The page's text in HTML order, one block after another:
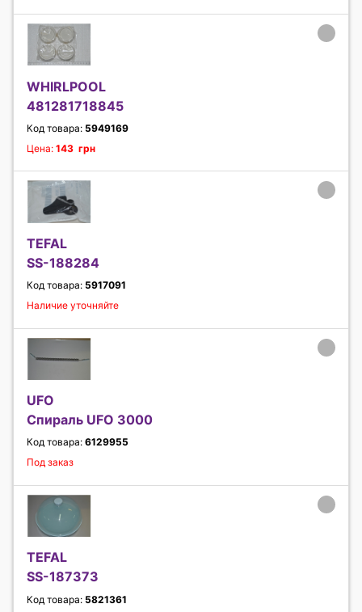
WHIRLPOOL
481281718845
Код товара: 5949169
Цена: 143 грн
TEFAL
SS-188284
Код товара: 5917091
Наличие уточняйте
UFO
Спираль UFO 3000
Код товара: 6129955
Под заказ
TEFAL
SS-187373
Код товара: 5821361